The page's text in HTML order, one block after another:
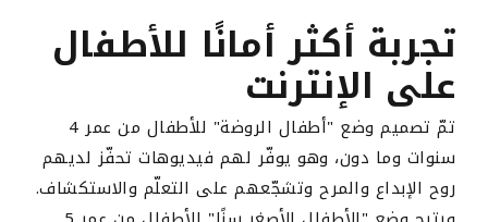
تجربة أكثر أمانًا للأطفال
على الإنترنت
تمّ تصميم وضع "أطفال الروضة" للأطفال من عمر 4
سنوات وما دون، وهو يوفّر لهم فيديوهات تحفّز لديهم
روح الإبداع والمرح وتشجّعهم على التعلّم والاستكشاف.